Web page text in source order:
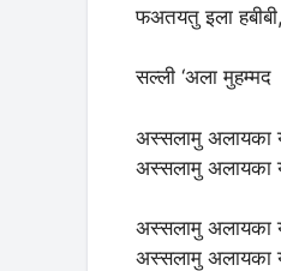
फअतयतु इला
सल्ली ‘अला मुहम्मद
अस्सलामु अलायका
अस्सलामु अलायका
अस्सलामु अलायका
अस्सलामु अलायका